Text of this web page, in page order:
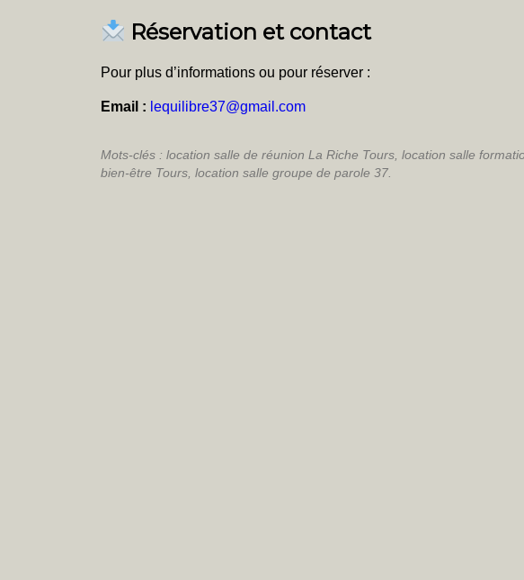
Réservation et contact
Pour plus d’informations ou pour réserver :
Email : lequilibre37@gmail.com
Mots-clés : location salle de réunion La Riche Tours, location salle
bien-être Tours, location salle groupe de parole 37.